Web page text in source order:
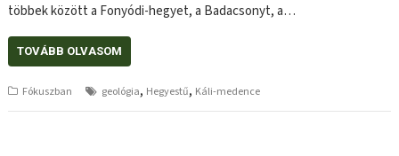
többek között a Fonyódi-hegyet, a Badacsonyt, a…
TOVÁBB OLVASOM
Fókuszban geológia, Hegyestű, Káli-medence